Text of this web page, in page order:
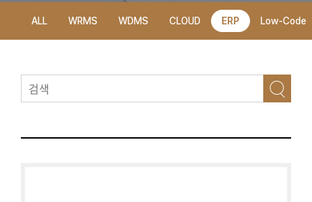
ALL WRMS WDMS CLOUD ERP Low-Code